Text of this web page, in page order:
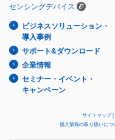
センシングデバイス
ビジネスソリューション・
導入事例
サポート&ダウンロード
企業情報
セミナー・イベント・
キャンペーン
サイトマップ
個人情報の取り扱いに